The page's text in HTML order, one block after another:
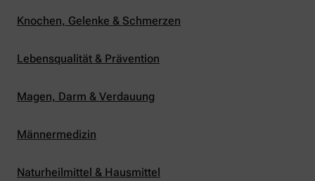
Knochen, Gelenke & Schmerzen
Lebensqualität & Prävention
Magen, Darm & Verdauung
Männermedizin
Naturheilmittel & Hausmittel